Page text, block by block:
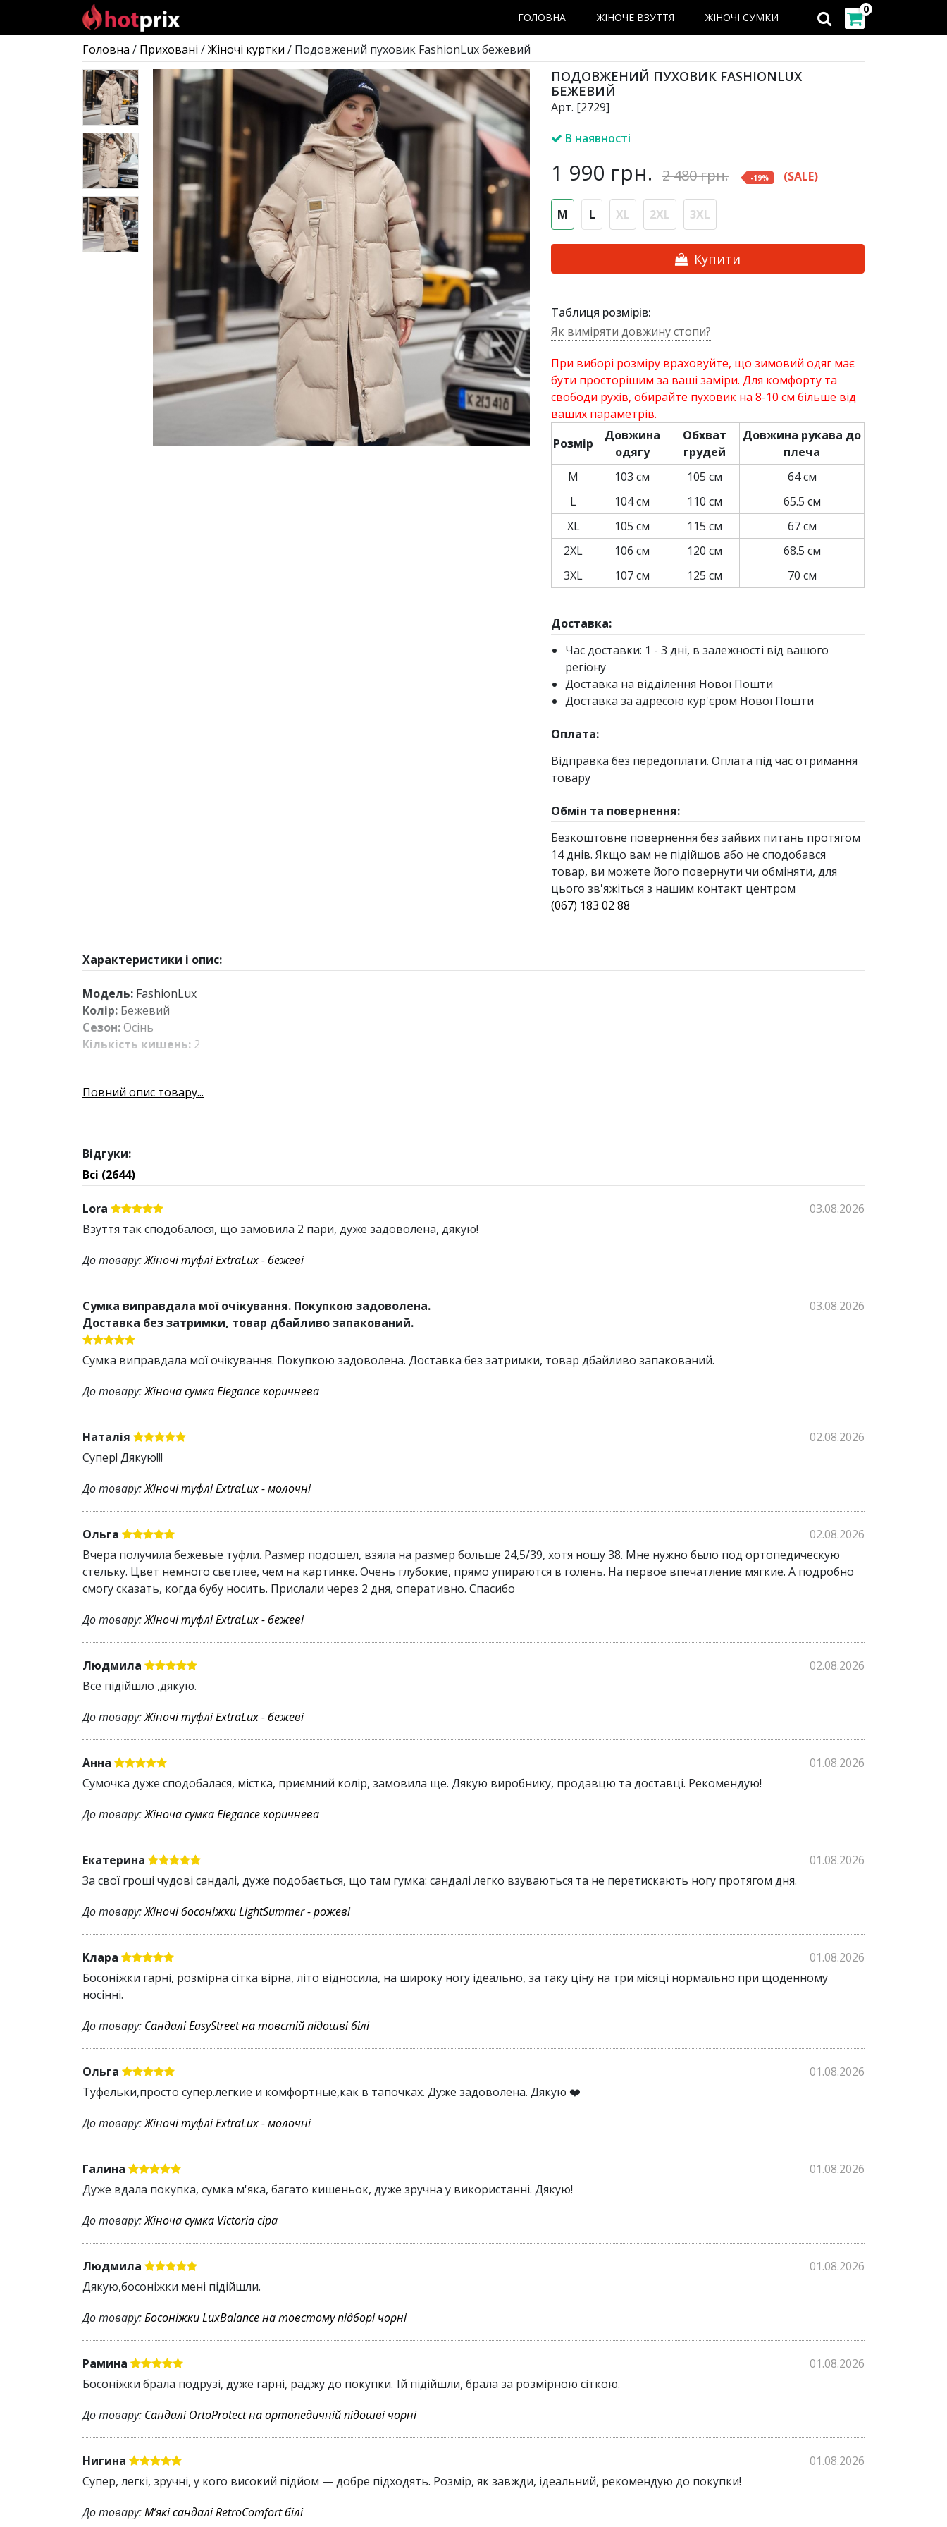
0
ГОЛОВНА ЖІНОЧЕ ВЗУТТЯ ЖІНОЧІ СУМКИ
Головна / Приховані /Жіночі куртки / Подовжений пуховик FashionLux бежевий
ПОДОВЖЕНИЙ ПУХОВИК FASHIONLUX
БЕЖЕВИЙ
Арт. [2729]
В наявності
1 990 грн. 2 480грн. -19% (SALE)
M L XL 2XL 3XL
Купити
Таблиця розмірів:
Як виміряти довжину стопи?
При виборі розміру враховуйте, що зимовий одяг має
бути просторішим за ваші заміри. Для комфорту та
свободи рухів, обирайте пуховик на 8-10 см більше від
ваших параметрів.
Розмір
Довжина
одягу
Обхват
грудей
Довжина рукава до
плеча
M
103 см 105 см
64 см
L
104 см 110 см
65.5 см
XL
105 см 115 см
67 см
2XL
106 см 120 см
68.5 см
3XL
107 см 125 см 70 см
Доставка:
Час доставки: 1 - 3 дні, в залежності від вашого
регіону
Доставка на відділення Нової Пошти
Доставка за адресою кур'єром Нової Пошти
Оплата:
Відправка без передоплати. Оплата під час отримання
товару
Обмін та повернення:
Безкоштовне повернення без зайвих питань протягом
14 днів. Якщо вам не підійшов або не сподобався
товар, ви можете його повернути чи обміняти, для
цього зв'яжіться з нашим контакт центром
(067) 183 02 88
Характеристики і опис:
Модель: FashionLux
Колір: Бежевий
Сезон:Осінь
Кількість кишень: 2
Повний опис товару...
Відгуки:
Всі (2644)
Lora
03.08.2026
Взуття так сподобалося, що замовила 2 пари, дуже задоволена, дякую!
До товару:Жіночі туфлі ExtraLux - бежеві
Сумка виправдала мої очікування. Покупкою задоволена.
Доставка без затримки, товар дбайливо запакований.
03.08.2026
Сумка виправдала мої очікування. Покупкою задоволена. Доставка без затримки, товар дбайливо запакований.
До товару:Жіноча сумка Elegance коричнева
Наталія
02.08.2026
Супер! Дякую!!!
До товару:Жіночі туфлі ExtraLux - молочні
Ольга
02.08.2026
Вчера получила бежевые туфли. Размер подошел, взяла на размер больше 24,5/39, хотя ношу 38. Мне нужно было под ортопедическую
стельку. Цвет немного светлее, чем на картинке. Очень глубокие, прямо упираются в голень. На первое впечатление мягкие. А подробно
смогу сказать, когда бубу носить. Прислали через 2 дня, оперативно. Спасибо
До товару:Жіночі туфлі ExtraLux - бежеві
Людмила
02.08.2026
Все підійшло ,дякую.
До товару:Жіночі туфлі ExtraLux - бежеві
Анна
01.08.2026
Сумочка дуже сподобалася, містка, приємний колір, замовила ще. Дякую виробнику, продавцю та доставці. Рекомендую!
До товару:Жіноча сумка Elegance коричнева
Екатерина
01.08.2026
За свої гроші чудові сандалі, дуже подобається, що там гумка: сандалі легко взуваються та не перетискають ногу протягом дня.
До товару:Жіночі босоніжки LightSummer - рожеві
Клара
01.08.2026
Босоніжки гарні, розмірна сітка вірна, літо відносила, на широку ногу ідеально, за таку ціну на три місяці нормально при щоденному
носінні.
До товару: Сандалі EasyStreet на товстій підошві білі
Ольга
01.08.2026
Туфельки,просто супер.легкие и комфортные,как в тапочках. Дуже задоволена. Дякую ❤️
До товару:Жіночі туфлі ExtraLux - молочні
Галина
01.08.2026
Дуже вдала покупка, сумка м'яка, багато кишеньок, дуже зручна у використанні. Дякую!
До товару:Жіноча сумка Victoria сіра
Людмила
01.08.2026
Дякую,босоніжки мені підійшли.
До товару:Босоніжки LuxBalance на товстому підборі чорні
Рамина
01.08.2026
Босоніжки брала подрузі, дуже гарні, раджу до покупки. Їй підійшли, брала за розмірною сіткою.
До товару: Сандалі OrtoProtect на ортопедичній підошві чорні
Нигина
01.08.2026
Супер, легкі, зручні, у кого високий підйом — добре підходять. Розмір, як завжди, ідеальний, рекомендую до покупки!
До товару:Мʼякі сандалі RetroComfort білі